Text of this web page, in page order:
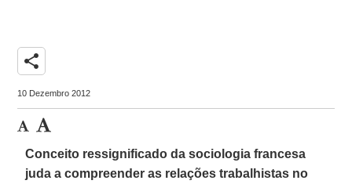
share
10 Dezembro 2012
Conceito ressignificado da sociologia francesa
juda a compreender as relações trabalhistas no